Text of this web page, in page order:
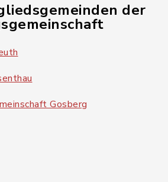
der
Gosberg